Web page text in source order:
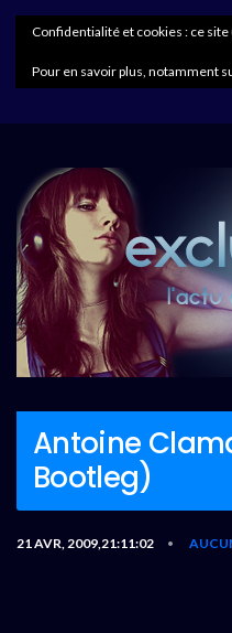
Antoine
Bootleg)
21 AVR, 2009,21:11:02 •
Confidentialité et cookies : ce
Pour en savoir plus, notamment